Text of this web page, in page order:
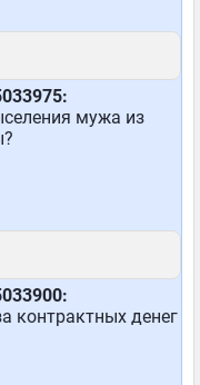
мужа из
контрактных денег